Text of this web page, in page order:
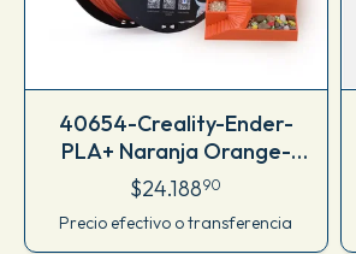
40654-Creality-Ender-
PLA+ Naranja Orange-
3301010307
$24.18890
Precio efectivo o transferencia